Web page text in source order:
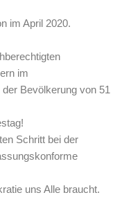
im April 2020.
im
Bevölkerung von 51
Schritt bei der
uns Alle braucht.